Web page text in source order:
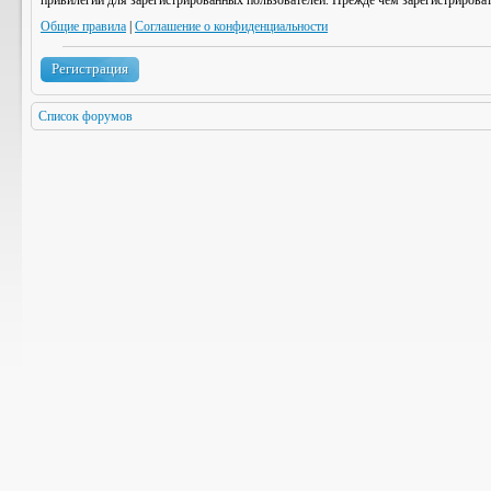
Общие правила Соглашение о конфиденциальности
Регистрация
Список форумов